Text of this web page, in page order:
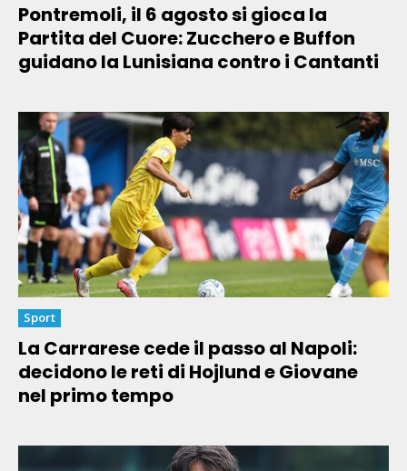
Pontremoli, il 6 agosto si gioca la
Partita del Cuore: Zucchero e Buffon
guidano la Lunisiana contro i Cantanti
Sport
La Carrarese cede il passo al Napoli:
decidono le reti di Hojlund e Giovane
nel primo tempo